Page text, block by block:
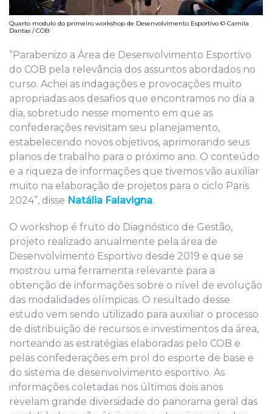
Quarto modulo do primeiro workshop de Desenvolvimento Esportivo © Camila
Dantas / COB
“Parabenizo a Área de Desenvolvimento Esportivo
do COB pela relevância dos assuntos abordados no
curso. Achei as indagações e provocações muito
apropriadas aos desafios que encontramos no dia a
dia, sobretudo nesse momento em que as
confederações revisitam seu planejamento,
estabelecendo novos objetivos, aprimorando seus
planos de trabalho para o próximo ano. O conteúdo
e a riqueza de informações que tivemos vão auxiliar
muito na elaboração de projetos para o ciclo Paris
2024”, disse Natália Falavigna.
O workshop é fruto do Diagnóstico de Gestão,
projeto realizado anualmente pela área de
Desenvolvimento Esportivo desde 2019 e que se
mostrou uma ferramenta relevante para a
obtenção de informações sobre o nível de evolução
das modalidades olímpicas. O resultado desse
estudo vem sendo utilizado para auxiliar o processo
de distribuição de recursos e investimentos da área,
norteando as estratégias elaboradas pelo COB e
pelas confederações em prol do esporte de base e
do sistema de desenvolvimento esportivo. As
informações coletadas nos últimos dois anos
revelam grande diversidade do panorama geral das